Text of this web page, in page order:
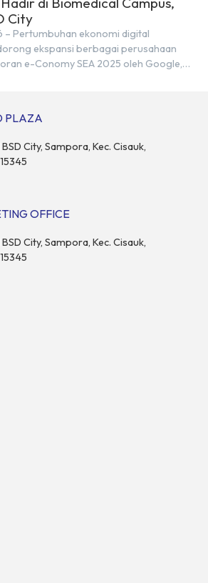
City
– Pertumbuhan ekonomi digital
ekspansi berbagai perusahaan
e-Conomy SEA 2025 oleh Google,
dengan tahun sebelumnya. Kondisi
PLAZA
City, Sampora, Kec. Cisauk,
OFFICE
City, Sampora, Kec. Cisauk,